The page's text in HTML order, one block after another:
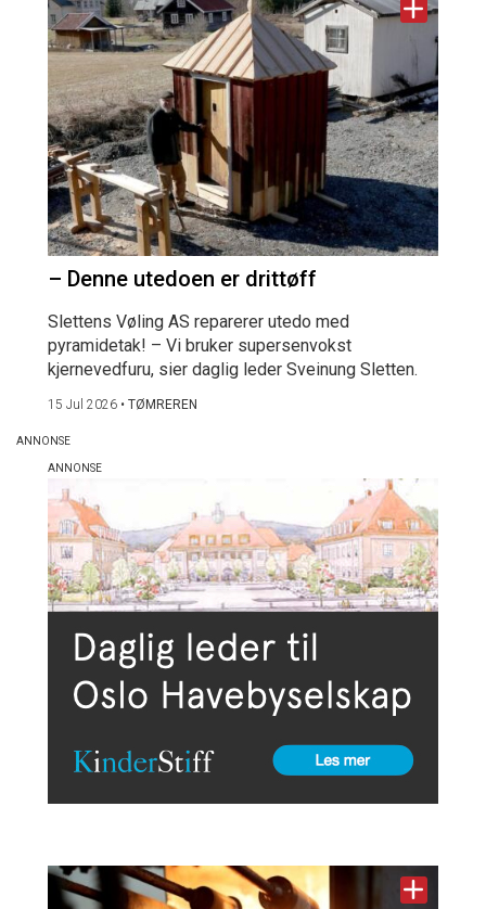
– Denne utedoen er drittøff
Slettens Vøling AS reparerer utedo med
pyramidetak! – Vi bruker supersenvokst
kjernevedfuru, sier daglig leder Sveinung Sletten.
15 Jul 2026 • TØMREREN